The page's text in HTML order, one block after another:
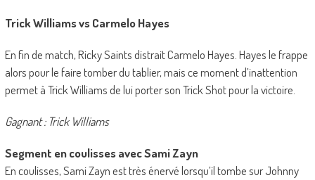
Trick Williams vs Carmelo Hayes
En fin de match, Ricky Saints distrait Carmelo Hayes. Hayes le frappe
alors pour le faire tomber du tablier, mais ce moment d’inattention
permet à Trick Williams de lui porter son Trick Shot pour la victoire.
Gagnant : Trick Williams
Segment en coulisses avec Sami Zayn
En coulisses, Sami Zayn est très énervé lorsqu’il tombe sur Johnny